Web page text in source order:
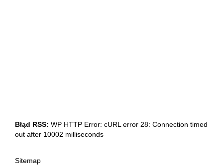
Błąd RSS: WP HTTP Error: cURL error 28: Connection timed
out after 10002 milliseconds
Sitemap